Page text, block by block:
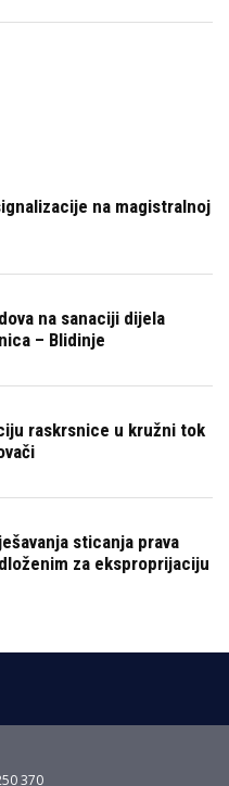
na magistralnoj
na sanaciji dijela
– Blidinje
raskrsnice u kružni tok
sticanja prava
za eksproprijaciju
370